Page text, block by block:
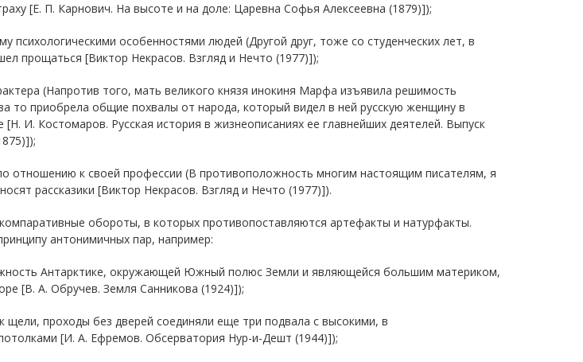
[Е. П. Карнович. На высоте и на доле: Царевна Софья Алексеевна (1879)]);
психологическими особенностями людей (Другой друг, тоже со студенческих лет, в
прощаться [Виктор Некрасов. Взгляд и Нечто (1977)]);
(Напротив того, мать великого князя инокиня Марфа изъявила решимость
то приобрела общие похвалы от народа, который видел в ней русскую женщину в
И. Костомаров. Русская история в жизнеописаниях ее главнейших деятелей. Выпуск
отношению к своей профессии (В противоположность многим настоящим писателям, я
рассказики [Виктор Некрасов. Взгляд и Нечто (1977)]).
обороты, в которых противопоставляются артефакты и натурфакты.
антонимичных пар, например:
Антарктике, окружающей Южный полюс Земли и являющейся большим материком,
[В. А. Обручев. Земля Санникова (1924)]);
щели, проходы без дверей соединяли еще три подвала с высокими, в
[И. А. Ефремов. Обсерватория Нур-и-Дешт (1944)]);